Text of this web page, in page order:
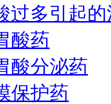
过多引起
酸药
酸分泌药
保护药